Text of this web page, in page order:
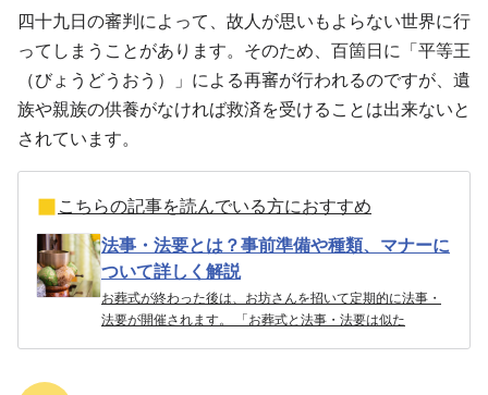
四十九日の審判によって、故人が思いもよらない世界に行
ってしまうことがあります。そのため、百箇日に「平等王
（びょうどうおう）」による再審が行われるのですが、遺
族や親族の供養がなければ救済を受けることは出来ないと
されています。
こちらの記事を読んでいる方におすすめ
法事・法要とは？事前準備や種類、マナーに
ついて詳しく解説
お葬式が終わった後は、お坊さんを招いて定期的に法事・
法要が開催されます。 「お葬式と法事・法要は似た